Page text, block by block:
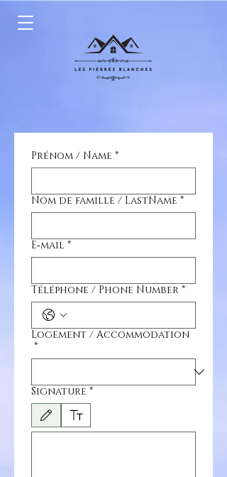
Prénom / Name *
Nom de famille / LastName *
E‑mail *
Téléphone / Phone Number *
Logement / Accommodation
*
Signature *
Modo de dibujo seleccionado. Para dibujar, necesitas un